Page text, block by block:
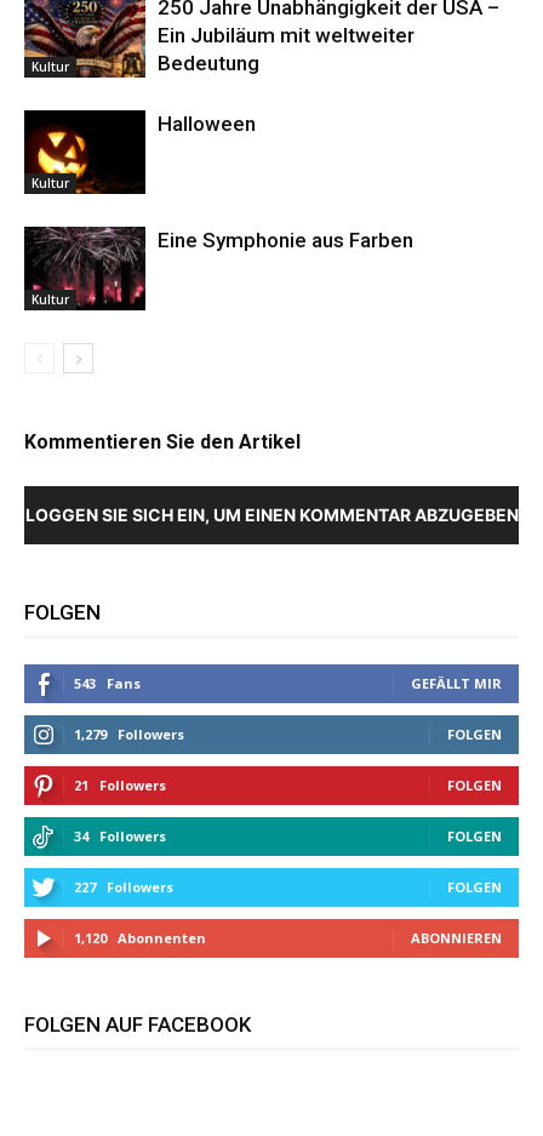
Kultur
250 Jahre Unabhängigkeit der USA –
Ein Jubiläum mit weltweiter
Bedeutung
Kultur
Halloween
Kultur
Eine Symphonie aus Farben
Kommentieren Sie den Artikel
LOGGEN SIE SICH EIN, UM EINEN KOMMENTAR ABZUGEBEN
FOLGEN
543 Fans GEFÄLLT MIR
1,279 Followers FOLGEN
21 Followers FOLGEN
34 Followers FOLGEN
227 Followers FOLGEN
1,120 Abonnenten ABONNIEREN
FOLGEN AUF FACEBOOK